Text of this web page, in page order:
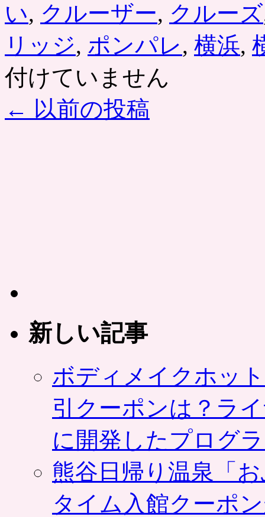
い, クルーザー, クルーズ
リッジ, ポンパレ, 横浜,
付けていません
← 以前の投稿
新しい記事
ボディメイクホッ
引クーポンは？ラ
に開発したプログ
熊谷日帰り温泉「
タイム入館クーポ